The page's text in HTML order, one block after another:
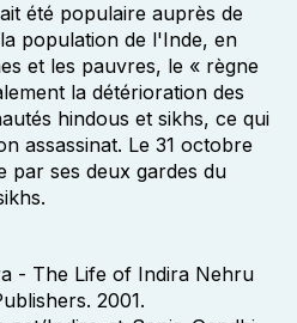
été populaire auprès de
population de l'Inde, en
et les pauvres, le « règne
la détérioration des
hindous et sikhs, ce qui
assassinat. Le 31 octobre
par ses deux gardes du
- The Life of Indira Nehru
2001.